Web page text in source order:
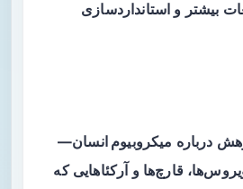
بیشتر و استانداردسازی
درباره میکروبیوم انسان—
قارچ‌ها و آرکئاهایی که